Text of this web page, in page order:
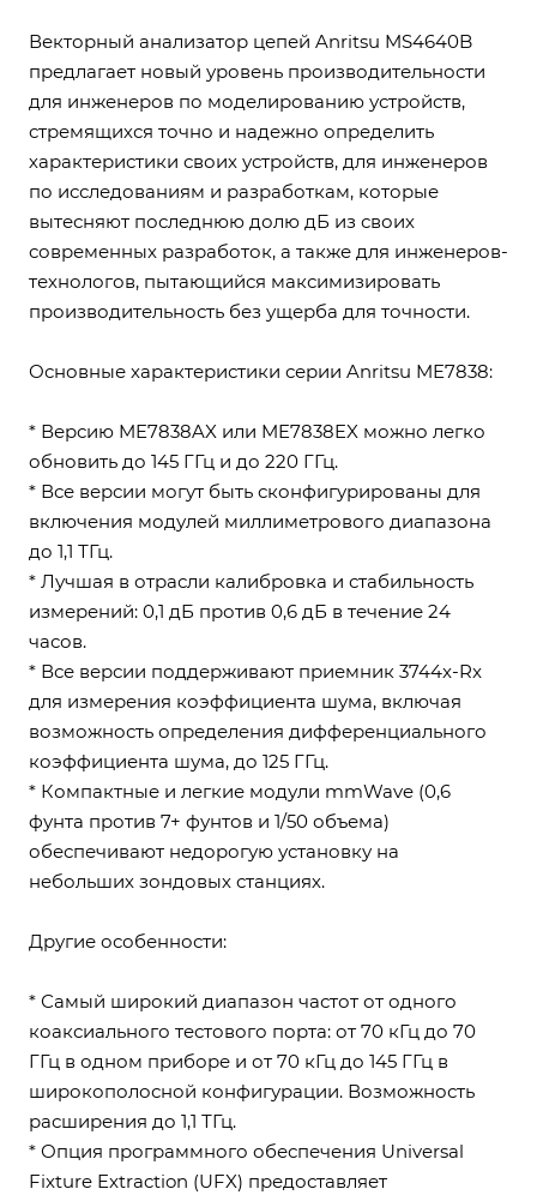
Векторный анализатор цепей Anritsu MS4640B
предлагает новый уровень производительности
для инженеров по моделированию устройств,
стремящихся точно и надежно определить
характеристики своих устройств, для инженеров
по исследованиям и разработкам, которые
вытесняют последнюю долю дБ из своих
современных разработок, а также для инженеров-
технологов, пытающийся максимизировать
производительность без ущерба для точности.
Основные характеристики серии Anritsu ME7838:
* Версию ME7838AX или ME7838EX можно легко
обновить до 145 ГГц и до 220 ГГц.
* Все версии могут быть сконфигурированы для
включения модулей миллиметрового диапазона
до 1,1 ТГц.
* Лучшая в отрасли калибровка и стабильность
измерений: 0,1 дБ против 0,6 дБ в течение 24
часов.
* Все версии поддерживают приемник 3744x-Rx
для измерения коэффициента шума, включая
возможность определения дифференциального
коэффициента шума, до 125 ГГц.
* Компактные и легкие модули mmWave (0,6
фунта против 7+ фунтов и 1/50 объема)
обеспечивают недорогую установку на
небольших зондовых станциях.
Другие особенности:
* Самый широкий диапазон частот от одного
коаксиального тестового порта: от 70 кГц до 70
ГГц в одном приборе и от 70 кГц до 145 ГГц в
широкополосной конфигурации. Возможность
расширения до 1,1 ТГц.
* Опция программного обеспечения Universal
Fixture Extraction (UFX) предоставляет